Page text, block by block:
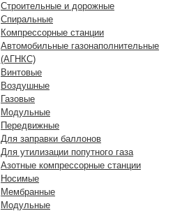
Строительные и дорожные
Спиральные
Компрессорные станции
Автомобильные газонаполнительные
(АГНКС)
Винтовые
Воздушные
Газовые
Модульные
Передвижные
Для заправки баллонов
Для утилизации попутного газа
Азотные компрессорные станции
Носимые
Мембранные
Модульные